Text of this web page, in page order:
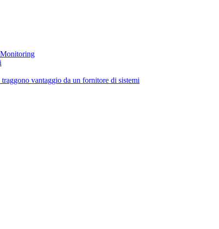
vantaggio da un fornitore di sistemi